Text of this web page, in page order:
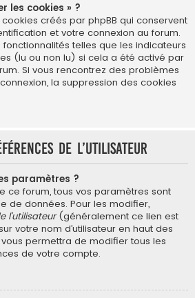
les cookies » ?
créés par phpBB qui conservent
et votre connexion au forum.
fonctionnalités telles que les indicateurs
(lu ou non lu) si cela a été activé par
Si vous rencontrez des problèmes
la suppression des cookies
de l’utilisateur
paramètres ?
ce forum, tous vos paramètres sont
de données. Pour les modifier,
l’utilisateur(généralement ce lien est
votre nom d’utilisateur en haut des
permettra de modifier tous les
de votre compte.